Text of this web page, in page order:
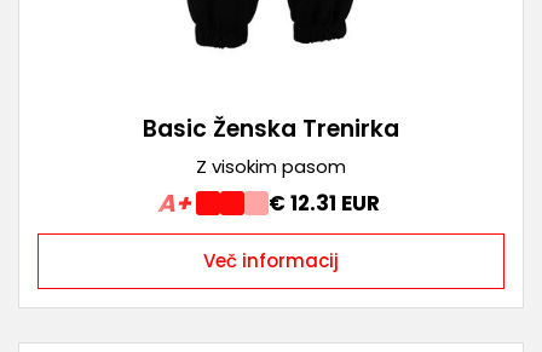
Basic Ženska Trenirka
Z visokim pasom
A+ € 12.31 EUR
Več informacij